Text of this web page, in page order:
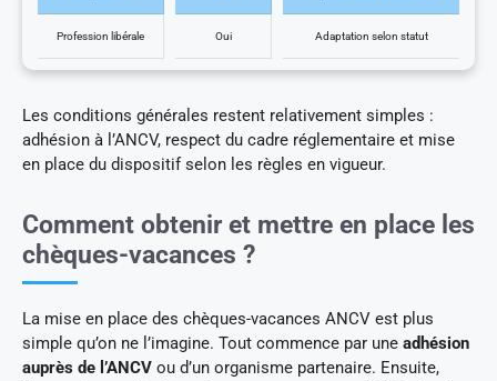
Profession libérale Oui Adaptation selon statut
Les conditions générales restent relativement simples :
adhésion à l’ANCV, respect du cadre réglementaire et mise
en place du dispositif selon les règles en vigueur.
Comment obtenir et mettre en place les
chèques-vacances ?
La mise en place des chèques-vacances ANCV est plus
simple qu’on ne l’imagine. Tout commence par une adhésion
auprès de l’ANCV ou d’un organisme partenaire. Ensuite,